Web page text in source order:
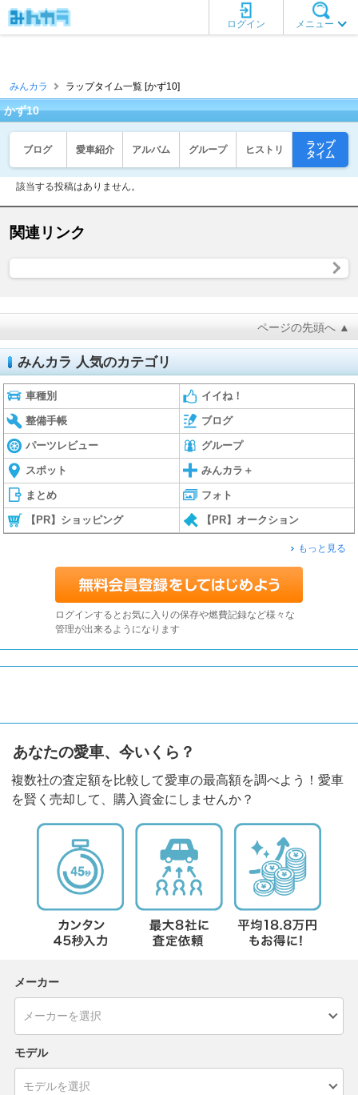
メニュー
ログイン
みんカラ ラップタイム一覧 [かず10]
かず10
ブログ 愛車紹介 アルバム グループ ヒストリ
ラップ
タイム
該当する投稿はありません。
関連リンク
ページの先頭へ ▲
みんカラ 人気のカテゴリ
車種別 イイね！
整備手帳 ブログ
パーツレビュー グループ
スポット みんカラ＋
まとめ フォト
【PR】ショッピング 【PR】オークション
もっと見る
ログインするとお気に入りの保存や燃費記録など様々な
管理が出来るようになります
あなたの愛車、今いくら？
複数社の査定額を比較して愛車の最高額を調べよう！愛車
を賢く売却して、購入資金にしませんか？
メーカー
モデル